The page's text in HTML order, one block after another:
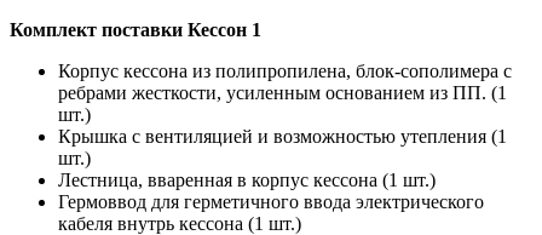
Комплект поставки Кессон 1
Корпус кессона из полипропилена, блок-сополимера с
ребрами жесткости, усиленным основанием из ПП. (1
шт.)
Крышка с вентиляцией и возможностью утепления (1
шт.)
Лестница, вваренная в корпус кессона (1 шт.)
Гермоввод для герметичного ввода электрического
кабеля внутрь кессона (1 шт.)